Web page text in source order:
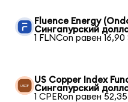
Fluence Energy
Сингапурский
1 FLNCon равен 16,90
US Copper Index
Сингапурский
1 CPERon равен